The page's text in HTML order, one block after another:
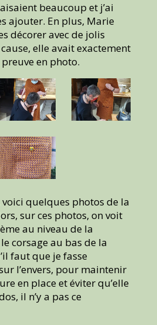
beaucoup et j’ai
ajouter. En plus, Marie
décorer avec de jolis
elle avait exactement
en photo.
quelques photos de la
sur ces photos, on voit
au niveau de la
corsage au bas de la
faut que je fasse
l’envers, pour maintenir
en place et éviter qu’elle
il n’y a pas ce